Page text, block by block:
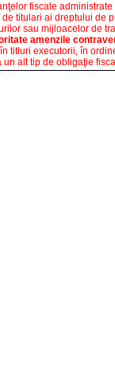
fiscale
titulari ai dreptului de
sau mijloacelor de
amenzile
titluri executorii, în
alt tip de obligaţie